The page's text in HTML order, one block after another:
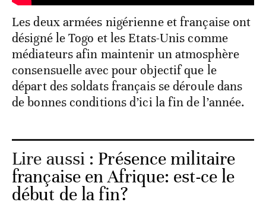
Les deux armées nigérienne et française ont
désigné le Togo et les Etats-Unis comme
médiateurs afin maintenir un atmosphère
consensuelle avec pour objectif que le
départ des soldats français se déroule dans
de bonnes conditions d’ici la fin de l’année.
Lire aussi : Présence militaire
française en Afrique: est-ce le
début de la fin?